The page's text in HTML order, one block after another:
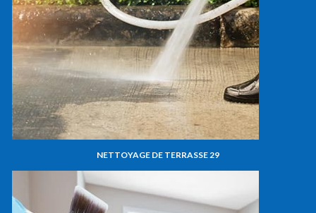
NETTOYAGE DE TERRASSE 29